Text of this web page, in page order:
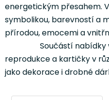
energetickým přesahem.
symbolikou, barevností a
přírodou,
Součástí nabídky v
reprodukce a kartičky v
jako dekorace i drobné